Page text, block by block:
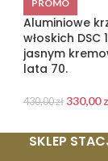
PROMO
Aluminiowe
włoskich
jasnym
lata 70.
430,00zł 330,00
SKLEP